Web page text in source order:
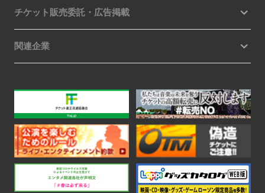
チケット販売委託・広告掲載
関連企業